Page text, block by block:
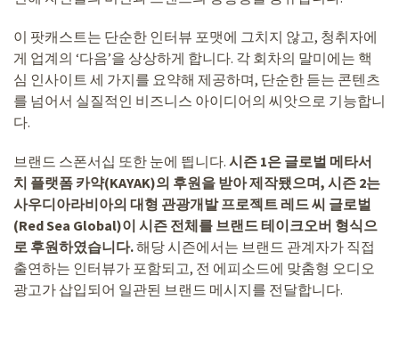
이 팟캐스트는 단순한 인터뷰 포맷에 그치지 않고, 청취자에
게 업계의 ‘다음’을 상상하게 합니다. 각 회차의 말미에는 핵
심 인사이트 세 가지를 요약해 제공하며, 단순한 듣는 콘텐츠
를 넘어서 실질적인 비즈니스 아이디어의 씨앗으로 기능합니
다.
브랜드 스폰서십 또한 눈에 띕니다. 시즌 1은 글로벌 메타서
치 플랫폼 카약(KAYAK)의 후원을 받아 제작됐으며, 시즌 2는
사우디아라비아의 대형 관광개발 프로젝트 레드 씨 글로벌
(Red Sea Global)이 시즌 전체를 브랜드 테이크오버 형식으
로 후원하였습니다.해당 시즌에서는 브랜드 관계자가 직접
출연하는 인터뷰가 포함되고, 전 에피소드에 맞춤형 오디오
광고가 삽입되어 일관된 브랜드 메시지를 전달합니다.